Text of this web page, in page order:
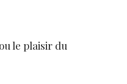
le plaisir du